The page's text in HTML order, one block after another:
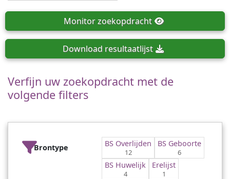
Monitorzoekopdracht
Download resultaatlijst
Verfijn uw zoekopdracht met de
volgende filters
Brontype BS Overlijden
12
BS Geboorte
6
BS Huwelijk
4
Erelijst
1